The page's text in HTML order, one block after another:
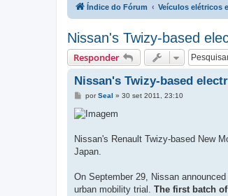
Índice do Fórum Veículos elétricos
Nissan's Twizy-based
Responder
Nissan's Twizy-based
M
n
s
g
m
porSeal » 30 set 2011, 23:10
Nissan's Renault Twizy-based New
Japan.
On September 29, Nissan
urban mobility trial. The first batch